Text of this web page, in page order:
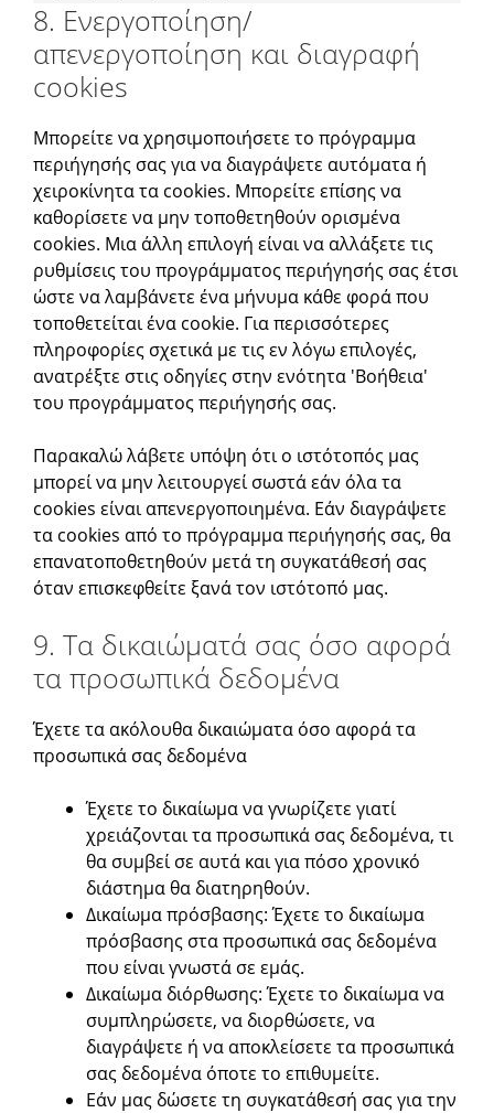
8. Ενεργοποίηση/
απενεργοποίηση και διαγραφή
cookies
Μπορείτε να χρησιμοποιήσετε το πρόγραμμα
περιήγησής σας για να διαγράψετε αυτόματα ή
χειροκίνητα τα cookies. Μπορείτε επίσης να
καθορίσετε να μην τοποθετηθούν ορισμένα
cookies. Μια άλλη επιλογή είναι να αλλάξετε τις
ρυθμίσεις του προγράμματος περιήγησής σας έτσι
ώστε να λαμβάνετε ένα μήνυμα κάθε φορά που
τοποθετείται ένα cookie. Για περισσότερες
πληροφορίες σχετικά με τις εν λόγω επιλογές,
ανατρέξτε στις οδηγίες στην ενότητα 'Βοήθεια'
του προγράμματος περιήγησής σας.
Παρακαλώ λάβετε υπόψη ότι ο ιστότοπός μας
μπορεί να μην λειτουργεί σωστά εάν όλα τα
cookies είναι απενεργοποιημένα. Εάν διαγράψετε
τα cookies από το πρόγραμμα περιήγησής σας, θα
επανατοποθετηθούν μετά τη συγκατάθεσή σας
όταν επισκεφθείτε ξανά τον ιστότοπό μας.
9. Τα δικαιώματά σας όσο αφορά
τα προσωπικά δεδομένα
Έχετε τα ακόλουθα δικαιώματα όσο αφορά τα
προσωπικά σας δεδομένα
Έχετε το δικαίωμα να γνωρίζετε γιατί
χρειάζονται τα προσωπικά σας δεδομένα, τι
θα συμβεί σε αυτά και για πόσο χρονικό
διάστημα θα διατηρηθούν.
Δικαίωμα πρόσβασης: Έχετε το δικαίωμα
πρόσβασης στα προσωπικά σας δεδομένα
που είναι γνωστά σε εμάς.
Δικαίωμα διόρθωσης: Έχετε το δικαίωμα να
συμπληρώσετε, να διορθώσετε, να
διαγράψετε ή να αποκλείσετε τα προσωπικά
σας δεδομένα όποτε το επιθυμείτε.
Εάν μας δώσετε τη συγκατάθεσή σας για την